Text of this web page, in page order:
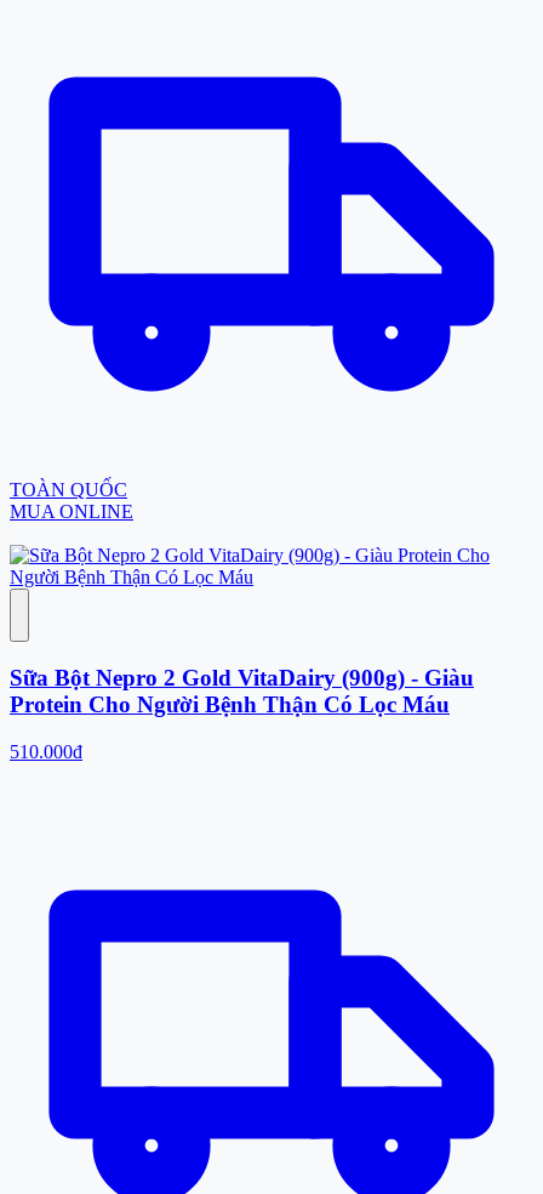
TOÀN QUỐC
MUA ONLINE
Sữa Bột Nepro 2 Gold VitaDairy (900g) - Giàu
Protein Cho Người Bệnh Thận Có Lọc Máu
510.000đ